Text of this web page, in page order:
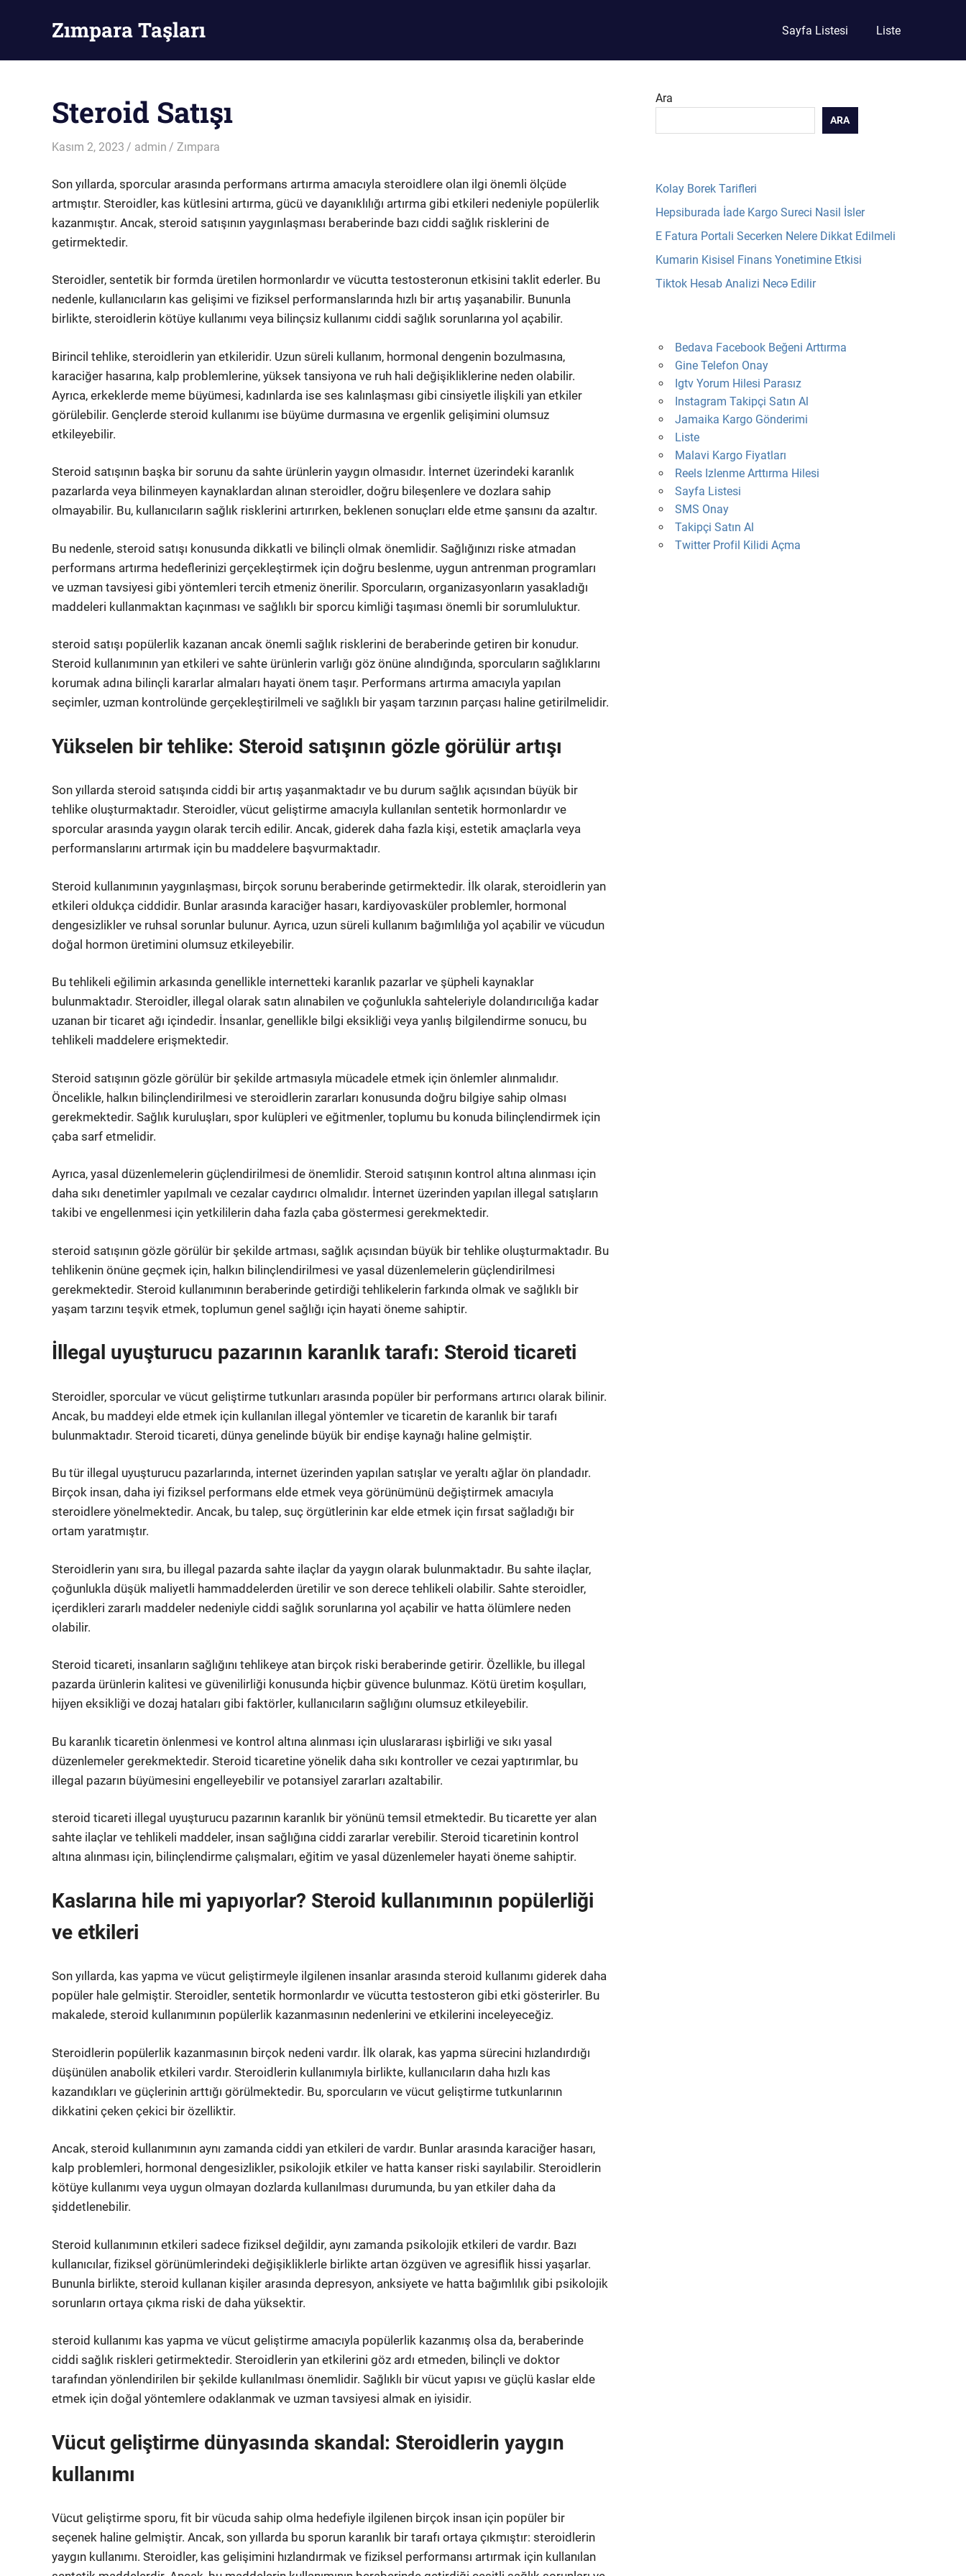
Zımpara Taşları Sayfa Listesi Liste
Steroid Satışı
Kasım 2, 2023 admin Zımpara
Son yıllarda, sporcular arasında performans artırma amacıyla steroidlere olan ilgi önemli ölçüde
artmıştır. Steroidler, kas kütlesini artırma, gücü ve dayanıklılığı artırma gibi etkileri nedeniyle popülerlik
kazanmıştır. Ancak, steroid satışının yaygınlaşması beraberinde bazı ciddi sağlık risklerini de
getirmektedir.
Steroidler, sentetik bir formda üretilen hormonlardır ve vücutta testosteronun etkisini taklit ederler. Bu
nedenle, kullanıcıların kas gelişimi ve fiziksel performanslarında hızlı bir artış yaşanabilir. Bununla
birlikte, steroidlerin kötüye kullanımı veya bilinçsiz kullanımı ciddi sağlık sorunlarına yol açabilir.
Birincil tehlike, steroidlerin yan etkileridir. Uzun süreli kullanım, hormonal dengenin bozulmasına,
karaciğer hasarına, kalp problemlerine, yüksek tansiyona ve ruh hali değişikliklerine neden olabilir.
Ayrıca, erkeklerde meme büyümesi, kadınlarda ise ses kalınlaşması gibi cinsiyetle ilişkili yan etkiler
görülebilir. Gençlerde steroid kullanımı ise büyüme durmasına ve ergenlik gelişimini olumsuz
etkileyebilir.
Steroid satışının başka bir sorunu da sahte ürünlerin yaygın olmasıdır. İnternet üzerindeki karanlık
pazarlarda veya bilinmeyen kaynaklardan alınan steroidler, doğru bileşenlere ve dozlara sahip
olmayabilir. Bu, kullanıcıların sağlık risklerini artırırken, beklenen sonuçları elde etme şansını da azaltır.
Bu nedenle, steroid satışı konusunda dikkatli ve bilinçli olmak önemlidir. Sağlığınızı riske atmadan
performans artırma hedeflerinizi gerçekleştirmek için doğru beslenme, uygun antrenman programları
ve uzman tavsiyesi gibi yöntemleri tercih etmeniz önerilir. Sporcuların, organizasyonların yasakladığı
maddeleri kullanmaktan kaçınması ve sağlıklı bir sporcu kimliği taşıması önemli bir sorumluluktur.
steroid satışı popülerlik kazanan ancak önemli sağlık risklerini de beraberinde getiren bir konudur.
Steroid kullanımının yan etkileri ve sahte ürünlerin varlığı göz önüne alındığında, sporcuların sağlıklarını
korumak adına bilinçli kararlar almaları hayati önem taşır. Performans artırma amacıyla yapılan
seçimler, uzman kontrolünde gerçekleştirilmeli ve sağlıklı bir yaşam tarzının parçası haline getirilmelidir.
Yükselen bir tehlike: Steroid satışının gözle görülür artışı
Son yıllarda steroid satışında ciddi bir artış yaşanmaktadır ve bu durum sağlık açısından büyük bir
tehlike oluşturmaktadır. Steroidler, vücut geliştirme amacıyla kullanılan sentetik hormonlardır ve
sporcular arasında yaygın olarak tercih edilir. Ancak, giderek daha fazla kişi, estetik amaçlarla veya
performanslarını artırmak için bu maddelere başvurmaktadır.
Steroid kullanımının yaygınlaşması, birçok sorunu beraberinde getirmektedir. İlk olarak, steroidlerin yan
etkileri oldukça ciddidir. Bunlar arasında karaciğer hasarı, kardiyovasküler problemler, hormonal
dengesizlikler ve ruhsal sorunlar bulunur. Ayrıca, uzun süreli kullanım bağımlılığa yol açabilir ve vücudun
doğal hormon üretimini olumsuz etkileyebilir.
Bu tehlikeli eğilimin arkasında genellikle internetteki karanlık pazarlar ve şüpheli kaynaklar
bulunmaktadır. Steroidler, illegal olarak satın alınabilen ve çoğunlukla sahteleriyle dolandırıcılığa kadar
uzanan bir ticaret ağı içindedir. İnsanlar, genellikle bilgi eksikliği veya yanlış bilgilendirme sonucu, bu
tehlikeli maddelere erişmektedir.
Steroid satışının gözle görülür bir şekilde artmasıyla mücadele etmek için önlemler alınmalıdır.
Öncelikle, halkın bilinçlendirilmesi ve steroidlerin zararları konusunda doğru bilgiye sahip olması
gerekmektedir. Sağlık kuruluşları, spor kulüpleri ve eğitmenler, toplumu bu konuda bilinçlendirmek için
çaba sarf etmelidir.
Ayrıca, yasal düzenlemelerin güçlendirilmesi de önemlidir. Steroid satışının kontrol altına alınması için
daha sıkı denetimler yapılmalı ve cezalar caydırıcı olmalıdır. İnternet üzerinden yapılan illegal satışların
takibi ve engellenmesi için yetkililerin daha fazla çaba göstermesi gerekmektedir.
steroid satışının gözle görülür bir şekilde artması, sağlık açısından büyük bir tehlike oluşturmaktadır. Bu
tehlikenin önüne geçmek için, halkın bilinçlendirilmesi ve yasal düzenlemelerin güçlendirilmesi
gerekmektedir. Steroid kullanımının beraberinde getirdiği tehlikelerin farkında olmak ve sağlıklı bir
yaşam tarzını teşvik etmek, toplumun genel sağlığı için hayati öneme sahiptir.
İllegal uyuşturucu pazarının karanlık tarafı: Steroid ticareti
Steroidler, sporcular ve vücut geliştirme tutkunları arasında popüler bir performans artırıcı olarak bilinir.
Ancak, bu maddeyi elde etmek için kullanılan illegal yöntemler ve ticaretin de karanlık bir tarafı
bulunmaktadır. Steroid ticareti, dünya genelinde büyük bir endişe kaynağı haline gelmiştir.
Bu tür illegal uyuşturucu pazarlarında, internet üzerinden yapılan satışlar ve yeraltı ağlar ön plandadır.
Birçok insan, daha iyi fiziksel performans elde etmek veya görünümünü değiştirmek amacıyla
steroidlere yönelmektedir. Ancak, bu talep, suç örgütlerinin kar elde etmek için fırsat sağladığı bir
ortam yaratmıştır.
Steroidlerin yanı sıra, bu illegal pazarda sahte ilaçlar da yaygın olarak bulunmaktadır. Bu sahte ilaçlar,
çoğunlukla düşük maliyetli hammaddelerden üretilir ve son derece tehlikeli olabilir. Sahte steroidler,
içerdikleri zararlı maddeler nedeniyle ciddi sağlık sorunlarına yol açabilir ve hatta ölümlere neden
olabilir.
Steroid ticareti, insanların sağlığını tehlikeye atan birçok riski beraberinde getirir. Özellikle, bu illegal
pazarda ürünlerin kalitesi ve güvenilirliği konusunda hiçbir güvence bulunmaz. Kötü üretim koşulları,
hijyen eksikliği ve dozaj hataları gibi faktörler, kullanıcıların sağlığını olumsuz etkileyebilir.
Bu karanlık ticaretin önlenmesi ve kontrol altına alınması için uluslararası işbirliği ve sıkı yasal
düzenlemeler gerekmektedir. Steroid ticaretine yönelik daha sıkı kontroller ve cezai yaptırımlar, bu
illegal pazarın büyümesini engelleyebilir ve potansiyel zararları azaltabilir.
steroid ticareti illegal uyuşturucu pazarının karanlık bir yönünü temsil etmektedir. Bu ticarette yer alan
sahte ilaçlar ve tehlikeli maddeler, insan sağlığına ciddi zararlar verebilir. Steroid ticaretinin kontrol
altına alınması için, bilinçlendirme çalışmaları, eğitim ve yasal düzenlemeler hayati öneme sahiptir.
Kaslarına hile mi yapıyorlar? Steroid kullanımının popülerliği
ve etkileri
Son yıllarda, kas yapma ve vücut geliştirmeyle ilgilenen insanlar arasında steroid kullanımı giderek daha
popüler hale gelmiştir. Steroidler, sentetik hormonlardır ve vücutta testosteron gibi etki gösterirler. Bu
makalede, steroid kullanımının popülerlik kazanmasının nedenlerini ve etkilerini inceleyeceğiz.
Steroidlerin popülerlik kazanmasının birçok nedeni vardır. İlk olarak, kas yapma sürecini hızlandırdığı
düşünülen anabolik etkileri vardır. Steroidlerin kullanımıyla birlikte, kullanıcıların daha hızlı kas
kazandıkları ve güçlerinin arttığı görülmektedir. Bu, sporcuların ve vücut geliştirme tutkunlarının
dikkatini çeken çekici bir özelliktir.
Ancak, steroid kullanımının aynı zamanda ciddi yan etkileri de vardır. Bunlar arasında karaciğer hasarı,
kalp problemleri, hormonal dengesizlikler, psikolojik etkiler ve hatta kanser riski sayılabilir. Steroidlerin
kötüye kullanımı veya uygun olmayan dozlarda kullanılması durumunda, bu yan etkiler daha da
şiddetlenebilir.
Steroid kullanımının etkileri sadece fiziksel değildir, aynı zamanda psikolojik etkileri de vardır. Bazı
kullanıcılar, fiziksel görünümlerindeki değişikliklerle birlikte artan özgüven ve agresiflik hissi yaşarlar.
Bununla birlikte, steroid kullanan kişiler arasında depresyon, anksiyete ve hatta bağımlılık gibi psikolojik
sorunların ortaya çıkma riski de daha yüksektir.
steroid kullanımı kas yapma ve vücut geliştirme amacıyla popülerlik kazanmış olsa da, beraberinde
ciddi sağlık riskleri getirmektedir. Steroidlerin yan etkilerini göz ardı etmeden, bilinçli ve doktor
tarafından yönlendirilen bir şekilde kullanılması önemlidir. Sağlıklı bir vücut yapısı ve güçlü kaslar elde
etmek için doğal yöntemlere odaklanmak ve uzman tavsiyesi almak en iyisidir.
Vücut geliştirme dünyasında skandal: Steroidlerin yaygın
kullanımı
Vücut geliştirme sporu, fit bir vücuda sahip olma hedefiyle ilgilenen birçok insan için popüler bir
seçenek haline gelmiştir. Ancak, son yıllarda bu sporun karanlık bir tarafı ortaya çıkmıştır: steroidlerin
yaygın kullanımı. Steroidler, kas gelişimini hızlandırmak ve fiziksel performansı artırmak için kullanılan
Ara
ARA
Kolay Borek Tarifleri
Hepsiburada İade Kargo Sureci Nasil İsler
E Fatura Portali Secerken Nelere Dikkat Edilmeli
Kumarin Kisisel Finans Yonetimine Etkisi
Tiktok Hesab Analizi Necə Edilir
Bedava Facebook Beğeni Arttırma
Gine Telefon Onay
Igtv Yorum Hilesi Parasız
Instagram Takipçi Satın Al
Jamaika Kargo Gönderimi
Liste
Malavi Kargo Fiyatları
Reels Izlenme Arttırma Hilesi
Sayfa Listesi
SMS Onay
Takipçi Satın Al
Twitter Profil Kilidi Açma